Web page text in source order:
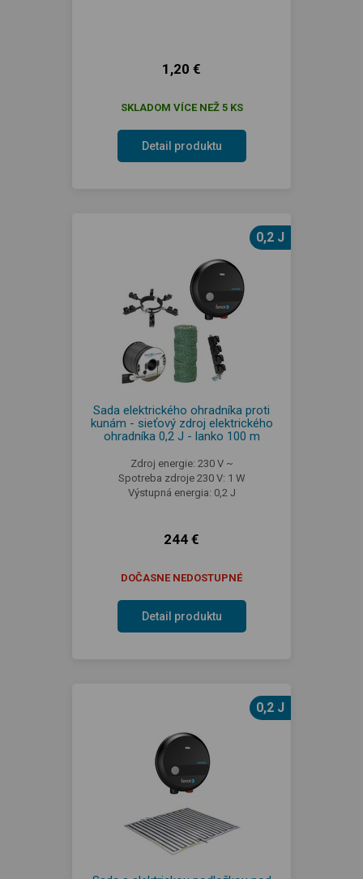
1,20 €
SKLADOM VÍCE NEŽ 5 KS
Detail produktu
0,2 J
Sada elektrického ohradníka proti
kunám - sieťový zdroj elektrického
ohradníka 0,2 J - lanko 100 m
Zdroj energie: 230 V ~
Spotreba zdroje 230 V: 1 W
Výstupná energia: 0,2 J
244 €
DOČASNE NEDOSTUPNÉ
Detail produktu
0,2 J